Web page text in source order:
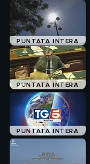
PUNTATA INTERA
PUNTATA INTERA
PUNTATA INTERA